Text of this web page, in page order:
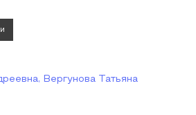
Вергунова Татьяна